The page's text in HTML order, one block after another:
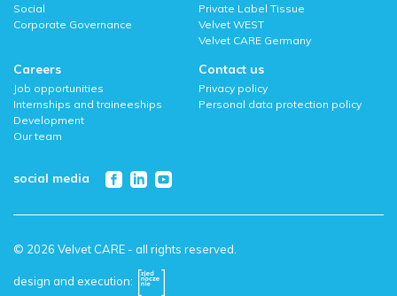
Social
Corporate Governance
Private Label Tissue
Velvet WEST
Velvet CARE Germany
Careers
Job opportunities
Internships and traineeships
Development
Our team
Contact us
Privacy policy
Personal data protection policy
social media
© 2026 Velvet CARE - all rights reserved.
design and execution: